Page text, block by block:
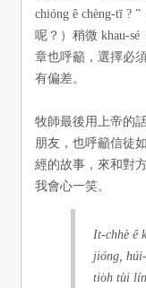
chióng ê chèng-tī ?
呢？）稍微 khau-
章也呼籲，選擇必
有偏差。
牧師最後用上帝的
朋友，也呼籲信徒
經的故事，來和對
我會心一笑。
​It-chhè ê
jióng,
tio̍h tùi